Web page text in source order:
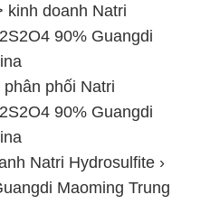
kinh doanh Natri
90% Guangdi
phối Natri
90% Guangdi
Natri Hydrosulfite ›
Maoming Trung